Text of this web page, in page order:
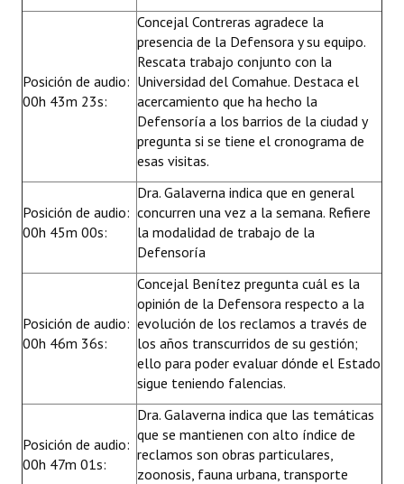
REFORMA DE LA CARTA ORGÁNICA
Posición de audio:
00h 43m 23s:
Concejal Contreras agradece la
presencia de la Defensora y su equipo.
Rescata trabajo conjunto con la
Universidad del Comahue. Destaca el
acercamiento que ha hecho la
Defensoría a los barrios de la ciudad y
pregunta si se tiene el cronograma de
esas visitas.
Posición de audio:
00h 45m 00s:
Dra. Galaverna indica que en general
concurren una vez a la semana. Refiere
la modalidad de trabajo de la
Defensoría
Posición de audio:
00h 46m 36s:
Concejal Benítez pregunta cuál es la
opinión de la Defensora respecto a la
evolución de los reclamos a través de
los años transcurridos de su gestión;
ello para poder evaluar dónde el Estado
sigue teniendo falencias.
Posición de audio:
00h 47m 01s:
Dra. Galaverna indica que las temáticas
que se mantienen con alto índice de
reclamos son obras particulares,
zoonosis, fauna urbana, transporte